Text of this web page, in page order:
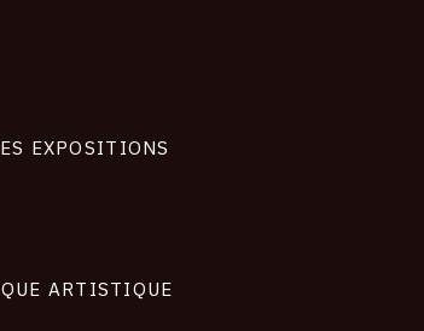
EXPOSITIONS
ARTISTIQUE